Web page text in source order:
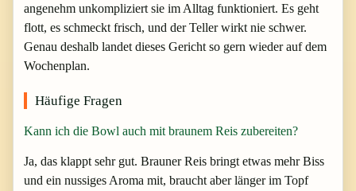
angenehm unkompliziert sie im Alltag funktioniert. Es geht
flott, es schmeckt frisch, und der Teller wirkt nie schwer.
Genau deshalb landet dieses Gericht so gern wieder auf dem
Wochenplan.
Häufige Fragen
Kann ich die Bowl auch mit braunem Reis zubereiten?
Ja, das klappt sehr gut. Brauner Reis bringt etwas mehr Biss
und ein nussiges Aroma mit, braucht aber länger im Topf